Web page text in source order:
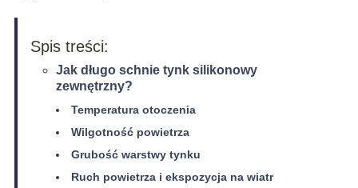
Spis treści:
Jak długo schnie tynk silikonowy
zewnętrzny?
Temperatura otoczenia
Wilgotność powietrza
Grubość warstwy tynku
Ruch powietrza i ekspozycja na wiatr